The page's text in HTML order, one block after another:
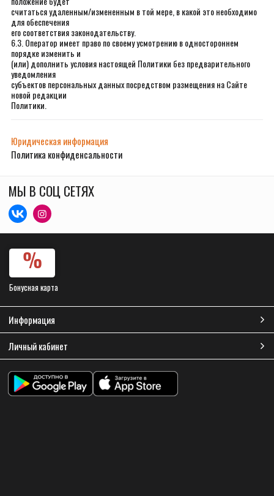
считаться удаленным/измененным в той мере, в какой это необходимо
для обеспечения
его соответствия законодательству.
6.3. Оператор имеет право по своему усмотрению в одностороннем
порядке изменить и
(или) дополнить условия настоящей Политики без предварительного
уведомления
субъектов персональных данных посредством размещения на Сайте
новой редакции
Политики.
Юридическая информация
Политика конфиденсальности
МЫ В СОЦ СЕТЯХ
Бонусная карта
Информация
Личный кабинет